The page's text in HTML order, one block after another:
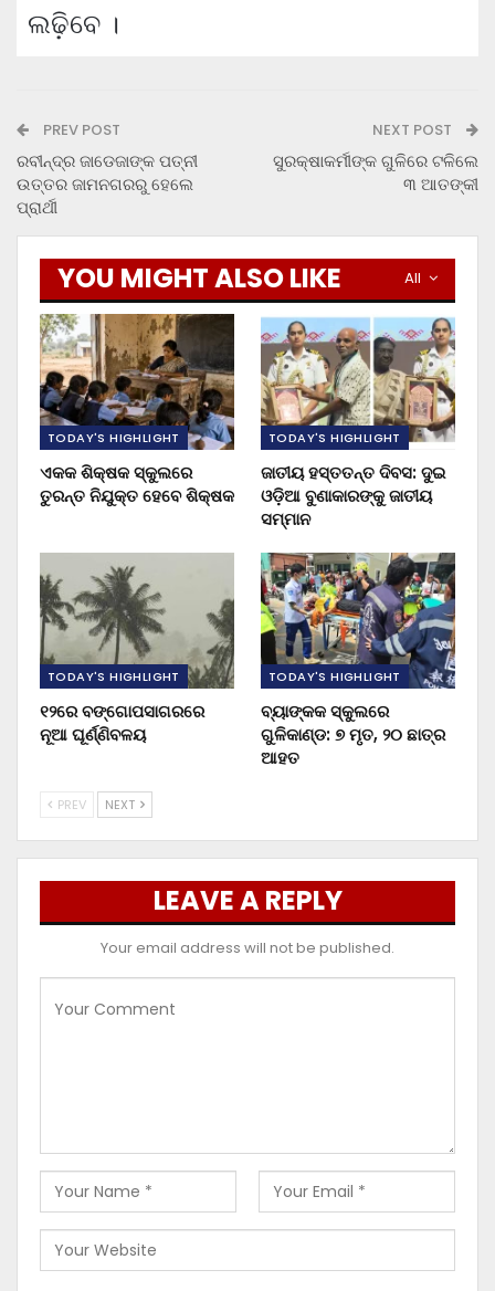
ଲଢ଼ିବେ ।
PREV POST
ରବୀନ୍ଦ୍ର ଜାଡେଜାଙ୍କ ପତ୍ନୀ
ଉତ୍ତର ଜାମନଗରରୁ ହେଲେ
ପ୍ରାର୍ଥୀ
NEXT POST
ସୁରକ୍ଷାକର୍ମୀଙ୍କ ଗୁଳିରେ ଟଳିଲେ
୩ ଆତଙ୍କୀ
All
YOU MIGHT ALSO LIKE
TODAY'S HIGHLIGHT
ଏକକ ଶିକ୍ଷକ ସ୍କୁଲରେ
ତୁରନ୍ତ ନିଯୁକ୍ତ ହେବେ ଶିକ୍ଷକ
TODAY'S HIGHLIGHT
ଜାତୀୟ ହସ୍ତତନ୍ତ ଦିବସ: ଦୁଇ
ଓଡ଼ିଆ ବୁଣାକାରଙ୍କୁ ଜାତୀୟ
ସମ୍ମାନ
TODAY'S HIGHLIGHT
୧୨ରେ ବଙ୍ଗୋପସାଗରରେ
ନୂଆ ଘୂର୍ଣ୍ଣିବଳୟ
TODAY'S HIGHLIGHT
ବ୍ୟାଙ୍କକ ସ୍କୁଲରେ
ଗୁଳିକାଣ୍ଡ: ୭ ମୃତ, ୨୦ ଛାତ୍ର
ଆହତ
PREV NEXT
LEAVE A REPLY
Your email address will not be published.